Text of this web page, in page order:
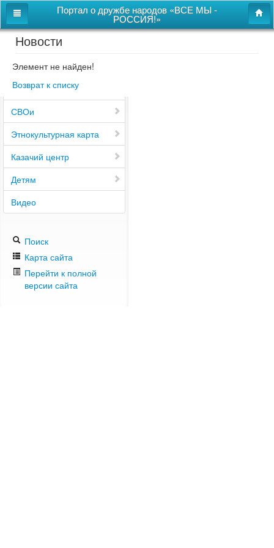
Портал о дружбе народов «ВСЕ МЫ -
РОССИЯ!»
Главная
Дом дружбы народов
Новости
СВОи
Этнокультурная карта
Казачий центр
Детям
Видео
Поиск
Карта сайта
Перейти к полной
версии сайта
Новости
Элемент не найден!
Возврат к списку